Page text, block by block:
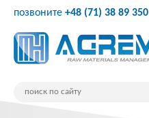
позвоните +48 (71) 38 89 350